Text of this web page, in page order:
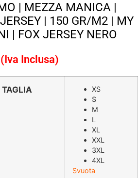
| MEZZA MANICA |
| 150 GR/M2 | MY
| FOX JERSEY NERO
Il
(Iva Inclusa)
XS
S
M
L
XL
XXL
3XL
4XL
Svuota